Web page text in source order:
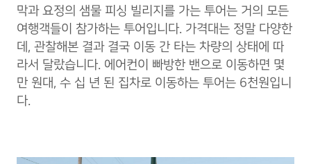
막과 요정의 샘물 피싱 빌리지를 가는 투어는 거의 모든
여행객들이 참가하는 투어입니다. 가격대는 정말 다양한
데, 관찰해본 결과 결국 이동 간 타는 차량의 상태에 따
라서 달랐습니다. 에어컨이 빠방한 밴으로 이동하면 몇
만 원대, 수 십 년 된 집차로 이동하는 투어는 6천원입니
다.